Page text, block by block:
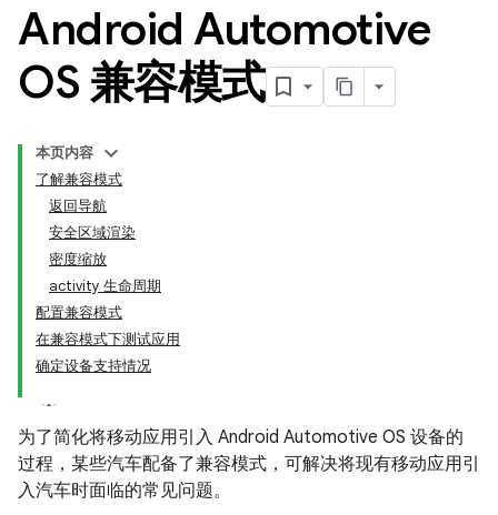
Android Automotive
OS 兼容模式
本页内容
了解兼容模式
返回导航
安全区域渲染
密度缩放
activity 生命周期
配置兼容模式
在兼容模式下测试应用
确定设备支持情况
为了简化将移动应用引入 Android Automotive OS 设备的
过程，某些汽车配备了兼容模式，可解决将现有移动应用引
入汽车时面临的常见问题。